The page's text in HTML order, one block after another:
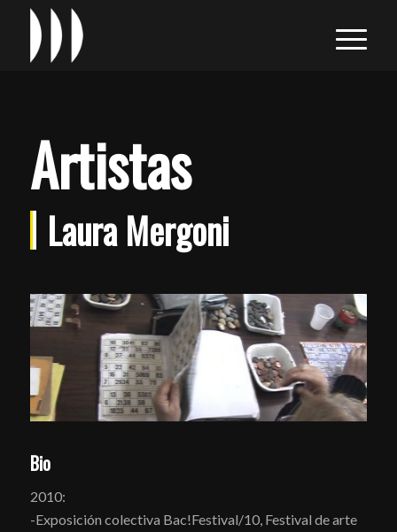
Artistas
Laura Mergoni
Bio
2010:
-Exposición colectiva Bac!Festival/10, Festival de arte